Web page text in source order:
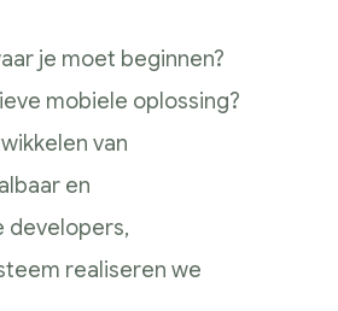
je moet beginnen?
mobiele oplossing?
van
en
developers,
realiseren we